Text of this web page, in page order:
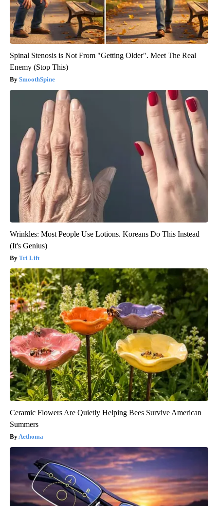
Spinal Stenosis is Not From "Getting Older". Meet The Real
Enemy (Stop This)
SmoothSpine
Wrinkles: Most People Use Lotions. Koreans Do This Instead
(It's Genius)
Tri Lift
Ceramic Flowers Are Quietly Helping Bees Survive American
Summers
Aethoma